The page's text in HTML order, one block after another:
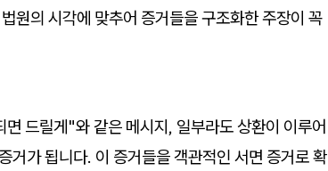
원의 시각에 맞추어 증거들을 구조화한 주장이 꼭
드릴게"와 같은 메시지, 일부라도 상환이 이루어
거가 됩니다. 이 증거들을 객관적인 서면 증거로 확